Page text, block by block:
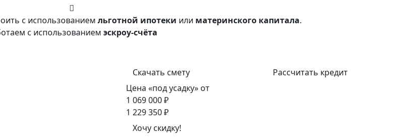
с использованием льготной ипотеки или материнского капитала.
с использованием эскроу-счёта
Скачать смету
Рассчитать кредит
Цена «под усадку» от
1 069 000 ₽
1 229 350 ₽
Хочу скидку!